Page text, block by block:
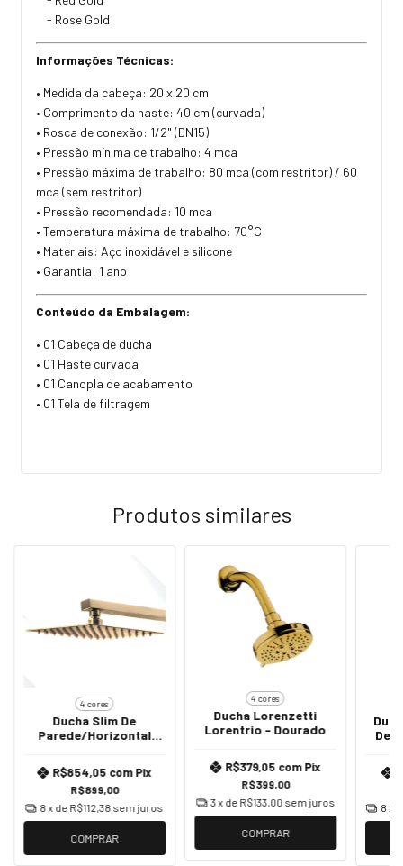
- Rose Gold
Informações Técnicas:
• Medida da cabeça: 20 x 20 cm
• Comprimento da haste: 40 cm (curvada)
• Rosca de conexão: 1/2" (DN15)
• Pressão mínima de trabalho: 4 mca
• Pressão máxima de trabalho: 80 mca (com restritor) / 60
mca (sem restritor)
• Pressão recomendada: 10 mca
• Temperatura máxima de trabalho: 70°C
• Materiais: Aço inoxidável e silicone
• Garantia: 1 ano
Conteúdo da Embalagem:
• 01 Cabeça de ducha
• 01 Haste curvada
• 01 Canopla de acabamento
• 01 Tela de filtragem
Produtos similares
4 cores
Ducha Slim De
Parede/Horizontal
R$899,00
R$854,05 com Pix
8x de R$112,38 sem juros
COMPRAR
4 cores
Ducha Lorenzetti
Lorentrio - Dourado
R$399,00
R$379,05 comPix
3x de R$133,00 sem juros
COMPRAR
8 x